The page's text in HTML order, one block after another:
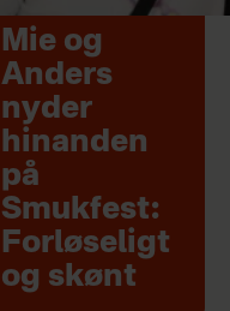
Mie og
Anders
nyder
hinanden
på
Smukfest:
Forløseligt
og skønt